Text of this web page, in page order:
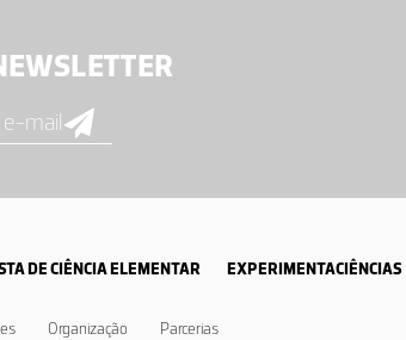
DE CIÊNCIA ELEMENTAR EXPERIMENTACIÊNCIAS
Organização Parcerias